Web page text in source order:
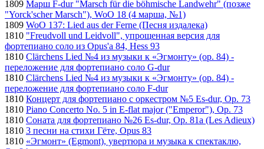
1809 Марш F-dur "Marsch für die böhmische Landwehr" (позже
"Yorck'scher Marsch"), WoO 18 (4 марша, №1)
1809 WoO 137: Lied aus der Ferne (Песня издалека)
1810 "Freudvoll und Leidvoll", упрощенная версия для
фортепиано соло из Opus'а 84, Hess 93
1810 Clärchens Lied №4 из музыки к «Эгмонту» (op. 84) -
переложение для фортепиано соло G-dur
1810 Clärchens Lied №4 из музыки к «Эгмонту» (op. 84) -
переложение для фортепиано соло F-dur
1810 Концерт для фортепиано с оркестром №5 Es-dur, Op. 73
1810 Piano Concerto No. 5 in E-flat major ("Emperor"), Op. 73
1810 Соната для фортепиано №26 Es-dur, Op. 81a (Les Adieux)
1810 3 песни на стихи Гёте, Opus 83
1810 «Эгмонт» (Egmont), увертюра и музыка к спектаклю,